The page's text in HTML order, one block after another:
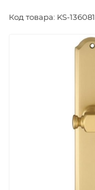
Код товара: KS-136081